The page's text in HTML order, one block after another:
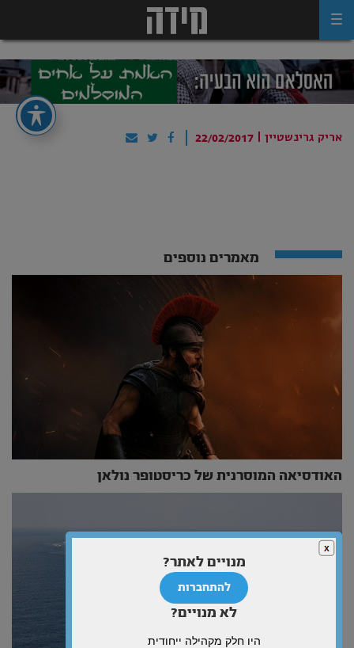
אריק גרינשטיין 22/02/2017
מאמרים נוספים
האודסיאה המוסרנית של כריסטופר נולאן
מנויים לאתר?
להתחברות
לא מנויים?
היו חלק מקהילה ייחודית